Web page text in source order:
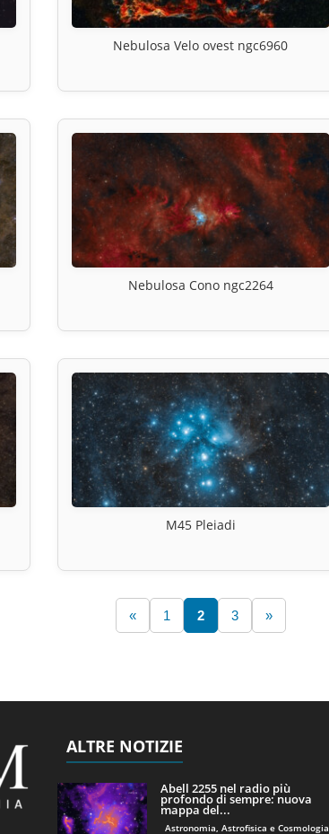
Nebulosa Velo ovest ngc6960
Nebulosa Cono ngc2264
M45 Pleiadi
« 1 2 3 »
ALTRE NOTIZIE
Abell 2255 nel radio più
profondo di sempre: nuova
mappa del...
Astronomia, Astrofisica e Cosmologia